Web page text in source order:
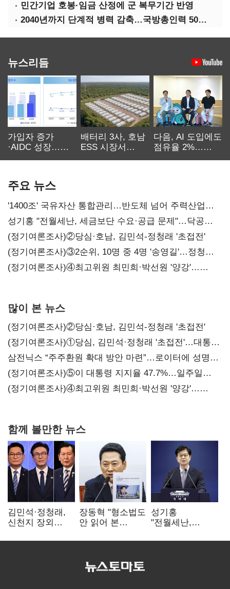
민간기업 호봉·임금 산정에 군 복무기간 반영
2040년까지 단계적 병력 감축…국방총인력 50만 목표 2차 국방개혁 착수
뉴스리듬
가입자 증가
·AIDC 성장…
배터리 3사, 호남
ESS 시장서
다음, AI 도입에도
점유율 2%…
주요 뉴스
'1400조' 국유자산 통합관리…반도체 넘어 주력산업
구조혁신
성기홍 "전월세난, 세금보단 수요·공급 문제"…닥공
시사
(정기여론조사)②당심·호남, 김민석-정청래 '초접전'
(정기여론조사)③2순위, 10명 중 4명 '송영길'…정청래
'한 자릿수'
(정기여론조사)④최고위원 최민희·박선원 '양강'…
많이 본 뉴스
(정기여론조사)②당심·호남, 김민석-정청래 '초접전'
(정기여론조사)①당심, 김민석·정청래 '초접전'…대통령
지지도 '50% 아래로'(종합)
삼전닉스 “주주환원 확대 방안 마련”…로이터에 성명
보내
(정기여론조사)⑤이 대통령 지지율 47.7%…일주일
만에 다시 40%대
(정기여론조사)④최고위원 최민희·박선원 '양강'…
함께 볼만한 뉴스
김민석·정청래,
신천지 장외
"호남 계몽 규탄"
장동혁 "형소법도
안 읽어 본
속도로 무너질
성기홍
"전월세난,
공급 문제"…닥공